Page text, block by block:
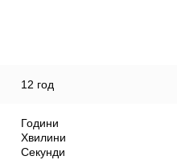
12 год
Години
Хвилини
Секунди